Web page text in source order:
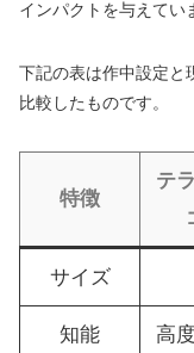
インパクトを与えてい
下記の表は作中設定と
比較したものです。
特徴
テ
サイズ
知能 高